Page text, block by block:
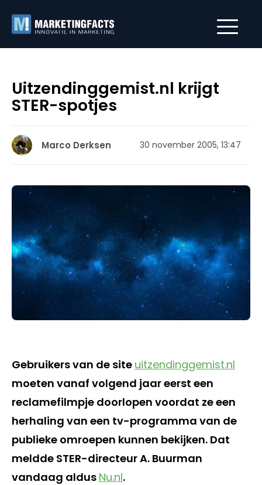
Uitzendinggemist.nl krijgt
STER-spotjes
Marco Derksen 30 november 2005, 13:47
Gebruikers van de site uitzendinggemist.nl
moeten vanaf volgend jaar eerst een
reclamefilmpje doorlopen voordat ze een
herhaling van een tv-programma van de
publieke omroepen kunnen bekijken. Dat
meldde STER-directeur A. Buurman
vandaag aldus Nu.nl.